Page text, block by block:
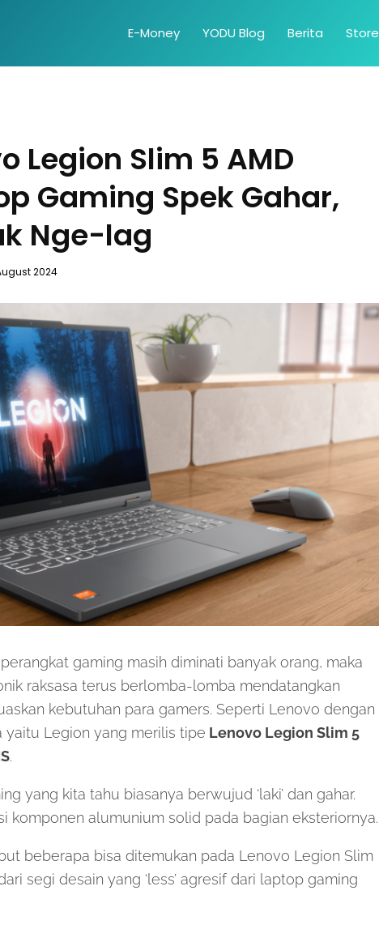
E-Money YODU Blog Berita Store
Legion Slim 5 AMD
Gaming Spek Gahar,
Nge-lag
2024
gaming masih diminati banyak orang, maka
raksasa terus berlomba-lomba mendatangkan
kebutuhan para gamers. Seperti Lenovo dengan
Legion yang merilis tipe Lenovo Legion Slim 5
.
yang kita tahu biasanya berwujud ‘laki’ dan gahar.
komponen alumunium solid pada bagian eksteriornya.
beberapa bisa ditemukan pada Lenovo Legion Slim
segi desain yang ‘less’ agresif dari laptop gaming